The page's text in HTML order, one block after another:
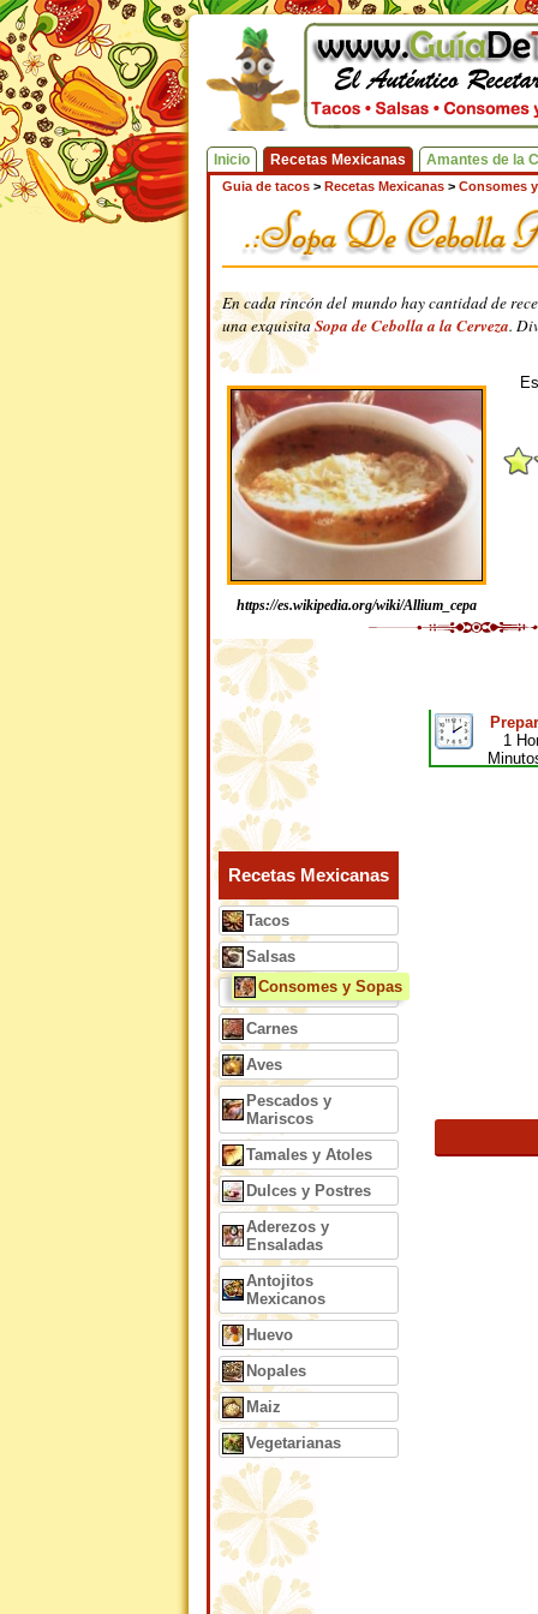
Inicio Recetas Mexicanas Amantes de la
Guia de tacos > Recetas Mexicanas > Consomes
En cada rincón del mundo hay cantidad de
una exquisitaSopa de Cebolla a la Cerveza.
https://es.wikipedia.org/wiki/Allium_cepa
1
Recetas Mexicanas
Tacos
Salsas
Consomes y Sopas
Carnes
Aves
Pescados y
Mariscos
Tamales y Atoles
Dulces y Postres
Aderezos y
Ensaladas
Antojitos
Mexicanos
Huevo
Nopales
Maiz
Vegetarianas